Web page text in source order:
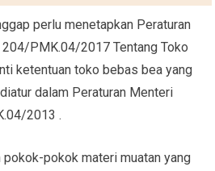
perlu menetapkan Peraturan
PMK.04/2017 Tentang Toko
ketentuan toko bebas bea yang
dalam Peraturan Menteri
2013 .
pokok materi muatan yang